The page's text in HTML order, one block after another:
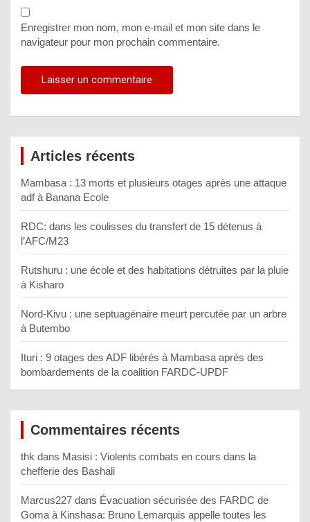
Enregistrer mon nom, mon e-mail et mon site dans le
navigateur pour mon prochain commentaire.
Articles récents
Mambasa : 13 morts et plusieurs otages après une attaque
adf à Banana Ecole
RDC: dans les coulisses du transfert de 15 détenus à
l’AFC/M23
Rutshuru : une école et des habitations détruites par la pluie
à Kisharo
Nord-Kivu : une septuagénaire meurt percutée par un arbre
à Butembo
Ituri : 9 otages des ADF libérés à Mambasa après des
bombardements de la coalition FARDC-UPDF
Commentaires récents
thk dans Masisi : Violents combats en cours dans la
chefferie des Bashali
Marcus227 dans Évacuation sécurisée des FARDC de
Goma à Kinshasa: Bruno Lemarquis appelle toutes les